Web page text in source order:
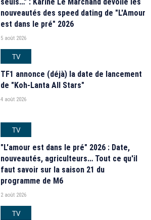
nouveautés des speed dating de "L'Amour
est dans le pré" 2026
5 août 2026
TV
TF1 annonce (déjà) la date de lancement
de "Koh-Lanta All Stars"
4 août 2026
TV
"L'amour est dans le pré" 2026 : Date,
nouveautés, agriculteurs… Tout ce qu'il
faut savoir sur la saison 21 du
programme de M6
2 août 2026
TV